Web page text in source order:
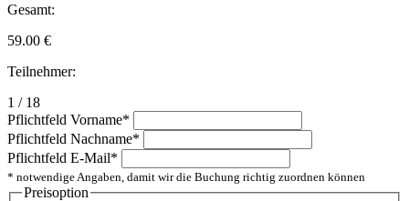
Gesamt:
59.00 €
Teilnehmer:
1 / 18
Pflichtfeld Vorname*
Pflichtfeld Nachname*
Pflichtfeld E-Mail*
* notwendige Angaben, damit wir die Buchung richtig zuordnen können
Preisoption